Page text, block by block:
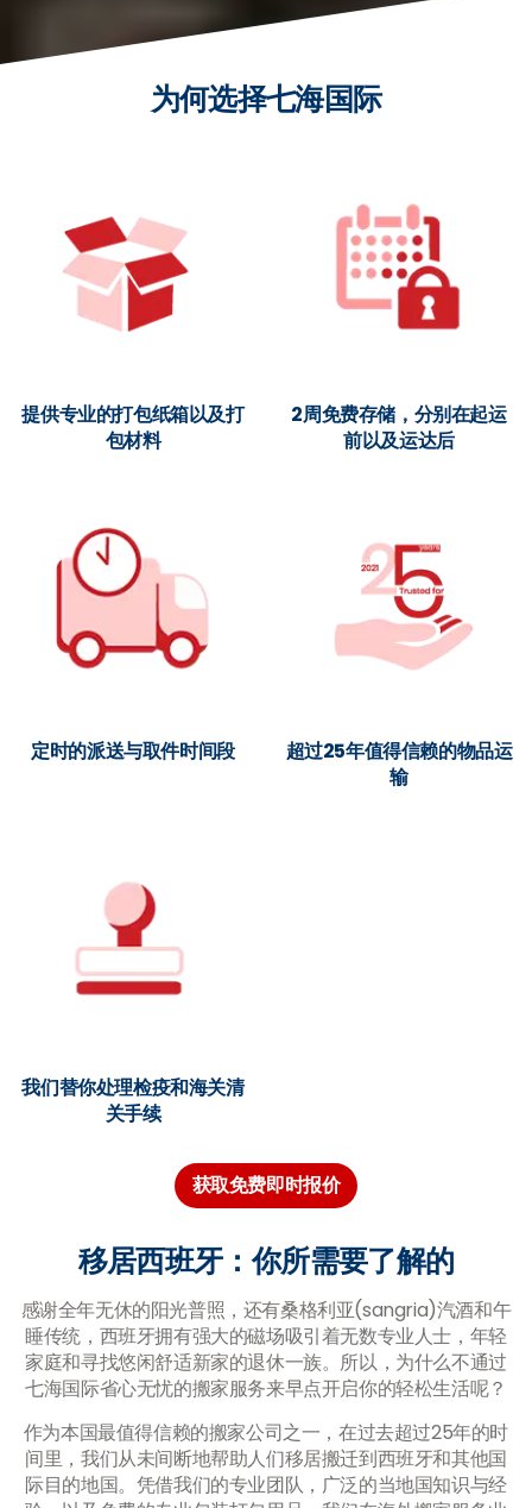
为何选择七海国际
提供专业的打包纸箱以及打
包材料
2周免费存储，分别在起运
前以及运达后
定时的派送与取件时间段
超过25年值得信赖的物品运
输
我们替你处理检疫和海关清
关手续
获取免费即时报价
移居西班牙：你所需要了解的
感谢全年无休的阳光普照，还有桑格利亚(sangria)汽酒和午
睡传统，西班牙拥有强大的磁场吸引着无数专业人士，年轻
家庭和寻找悠闲舒适新家的退休一族。所以，为什么不通过
七海国际省心无忧的搬家服务来早点开启你的轻松生活呢？
作为本国最值得信赖的搬家公司之一，在过去超过25年的时
间里，我们从未间断地帮助人们移居搬迁到西班牙和其他国
际目的地国。凭借我们的专业团队，广泛的当地国知识与经